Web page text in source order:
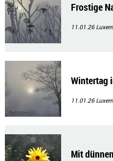
Frostige
11.01.26
Wintertag
11.01.26
Mit